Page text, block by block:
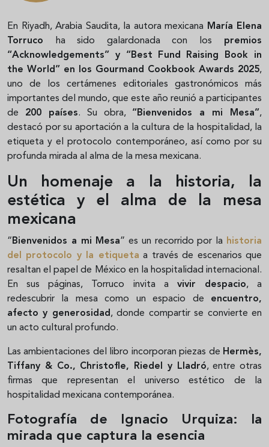
En Riyadh, Arabia Saudita, la autora mexicana María Elena
Torruco ha sido galardonada con los premios
“Acknowledgements” y “Best Fund Raising Book in
the World” en los Gourmand Cookbook Awards 2025,
uno de los certámenes editoriales gastronómicos más
importantes del mundo, que este año reunió a participantes
de 200 países. Su obra, “Bienvenidos a mi Mesa”,
destacó por su aportación a la cultura de la hospitalidad, la
etiqueta y el protocolo contemporáneo, así como por su
profunda mirada al alma de la mesa mexicana.
Un homenaje a la historia, la
estética y el alma de la mesa
mexicana
“Bienvenidos a mi Mesa” es un recorrido por la historia
del protocolo y la etiqueta a través de escenarios que
resaltan el papel de México en la hospitalidad internacional.
En sus páginas, Torruco invita a vivir despacio, a
redescubrir la mesa como un espacio de encuentro,
afecto y generosidad, donde compartir se convierte en
un acto cultural profundo.
Las ambientaciones del libro incorporan piezas de Hermès,
Tiffany & Co., Christofle, Riedel y Lladró, entre otras
firmas que representan el universo estético de la
hospitalidad mexicana contemporánea.
Fotografía de Ignacio Urquiza: la
mirada que captura la esencia